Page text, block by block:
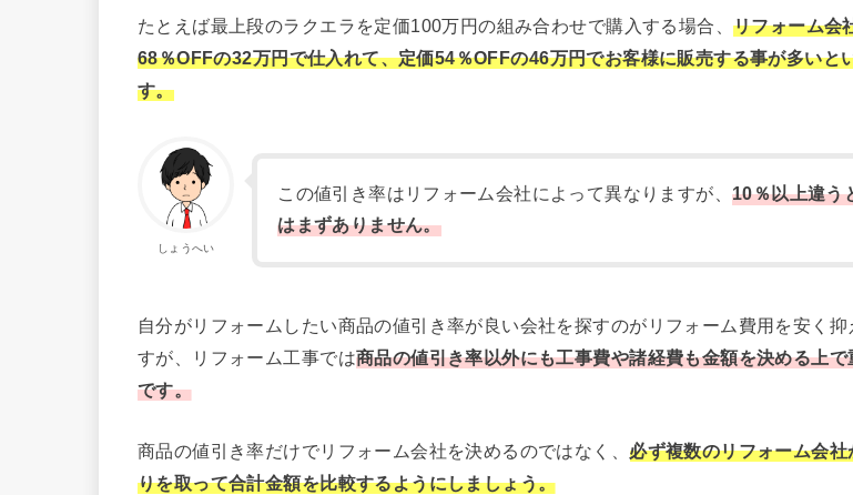
たとえば最上段のラクエラを定価100万円の組み合わせで購入する場合、リフォーム会
68％OFFの32万円で仕入れて、定価54％OFFの46万円でお客様に販売する事が多いと
す。
しょうへい
この値引き率はリフォーム会社によって異なりますが、 10％以上違う
はまずありません。
自分がリフォームしたい商品の値引き率が良い会社を探すのがリフォーム費用を安く抑
すが、リフォーム工事では商品の値引き率以外にも工事費や諸経費も金額を決める上で
です。
商品の値引き率だけでリフォーム会社を決めるのではなく、 必ず複数のリフォーム会社
りを取って合計金額を比較するようにしましょう。